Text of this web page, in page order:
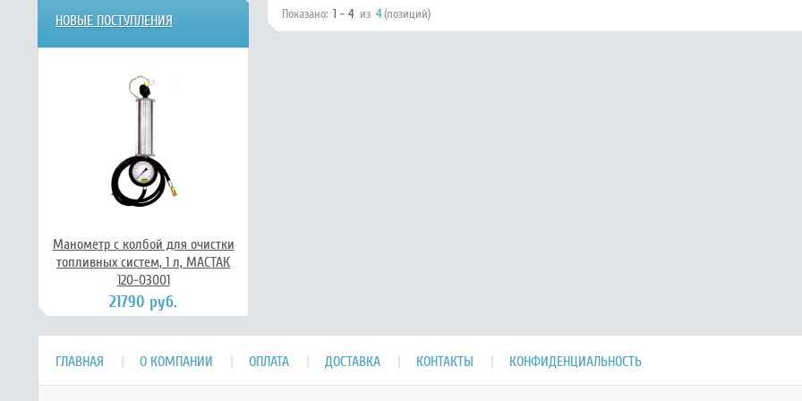
Показано: 1 - 4 из 4(позиций)
НОВЫЕ ПОСТУПЛЕНИЯ
Манометр с колбой для очистки
топливных систем, 1 л, МАСТАК
120-03001
21790 руб.
ГЛАВНАЯ О КОМПАНИИ ОПЛАТА ДОСТАВКА КОНТАКТЫ КОНФИДЕНЦИАЛЬНОСТЬ